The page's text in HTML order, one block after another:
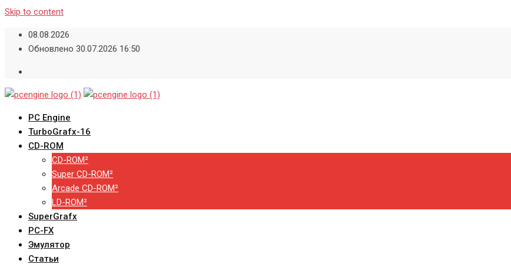
Skip to content
08.08.2026
Обновлено 30.07.2026 16:50
PC Engine
TurboGrafx-16
CD-ROM
CD-ROM²
Super CD-ROM²
Arcade CD-ROM²
LD-ROM²
SuperGrafx
PC-FX
Эмулятор
Статьи